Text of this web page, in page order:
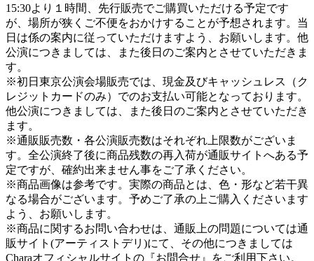
15:30より１時間、先行販売でご購買いただける予定です
が、場所が狭くご不便をおかけすることが予想されます。当
日は係の案内に従っていただけますよう、お願いします。他
公演につきましては、また後日のご案内とさせていただきま
す。
※初日東京公演会場販売では、現金及びキャッシュレス（ク
レジットカードのみ）でのお支払い可能となっております。
他公演につきましては、また後日のご案内とさせていただき
ます。
※通販販売数・各公演販売数はそれぞれ上限数がございま
す。全公演終了後に商品残数の再入荷が通販サイトへある予
定ですが、確約出来ません事をご了承ください。
※商品画像は参考です。実際の商品とは、色・形など若干異
なる場合がございます。予めご了承の上ご購入くださいます
よう、お願いします。
※商品に関するお問い合わせは、通販上の問題については通
販サイト(アーティストデリ)にて、その他につきましては
Charaオフィシャルサイトの『お問合せ』をご利用下さい。